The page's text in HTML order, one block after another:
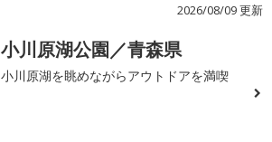
2026/08/09 更新
小川原湖公園／青森県
小川原湖を眺めながらアウトドアを満喫